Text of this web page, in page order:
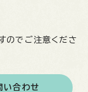
のでご注意くださ
い合わせ